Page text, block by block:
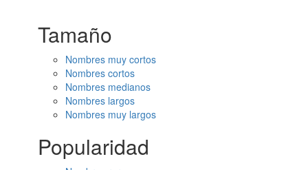
Tamaño
Nombres muy cortos
Nombres cortos
Nombres medianos
Nombres largos
Nombres muy largos
Popularidad